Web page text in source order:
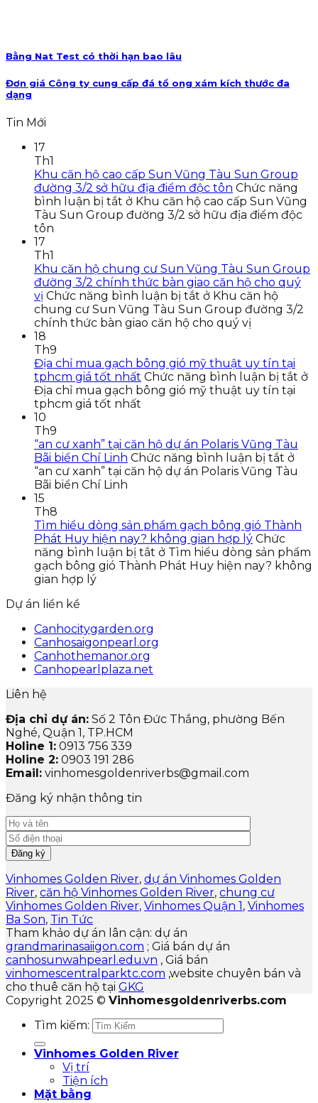
Bằng Nat Test có thời hạn bao lâu
Đơn giá Công ty cung cấp đá tổ ong xám kích thước đa
dạng
Tin Mới
17
Th1
Khu căn hộ cao cấp Sun Vũng Tàu Sun Group
đường 3/2 sở hữu địa điểm độc tôn Chức năng
bình luận bị tắt ở Khu căn hộ cao cấp Sun Vũng
Tàu Sun Group đường 3/2 sở hữu địa điểm độc
tôn
17
Th1
Khu căn hộ chung cư Sun Vũng Tàu Sun Group
đường 3/2 chính thức bàn giao căn hộ cho quý
vị Chức năng bình luận bị tắt ở Khu căn hộ
chung cư Sun Vũng Tàu Sun Group đường 3/2
chính thức bàn giao căn hộ cho quý vị
18
Th9
Địa chỉ mua gạch bông gió mỹ thuật uy tín tại
tphcm giá tốt nhất Chức năng bình luận bị tắt ở
Địa chỉ mua gạch bông gió mỹ thuật uy tín tại
tphcm giá tốt nhất
10
Th9
“an cư xanh” tại căn hộ dự án Polaris Vũng Tàu
Bãi biển Chí Linh Chức năng bình luận bị tắt ở
“an cư xanh” tại căn hộ dự án Polaris Vũng Tàu
Bãi biển Chí Linh
15
Th8
Tìm hiểu dòng sản phẩm gạch bông gió Thành
Phát Huy hiện nay? không gian hợp lý Chức
năng bình luận bị tắt ở Tìm hiểu dòng sản phẩm
gạch bông gió Thành Phát Huy hiện nay? không
gian hợp lý
Dự án liền kề
Canhocitygarden.org
Canhosaigonpearl.org
Canhothemanor.org
Canhopearlplaza.net
Liên hệ
Địa chỉ dự án: Số 2 Tôn Đức Thắng, phường Bến
Nghé, Quận 1, TP.HCM
Holine 1: 0913 756 339
Holine 2: 0903 191 286
Email: vinhomesgoldenriverbs@gmail.com
Đăng ký nhận thông tin
Vinhomes Golden River, dự án Vinhomes Golden
River, căn hộ Vinhomes Golden River, chung cư
Vinhomes Golden River, Vinhomes Quận 1, Vinhomes
Ba Son, Tin Tức
Tham khảo dự án lân cận: dự án
grandmarinasaiigon.com ; Giá bán dự án
canhosunwahpearl.edu.vn , Giá bán
vinhomescentralparktc.com ,website chuyên bán và
cho thuê căn hộ tại GKG
Copyright 2025 © Vinhomesgoldenriverbs.com
Tìm kiếm:
Vinhomes Golden River
Vị trí
Tiện ích
Mặt bằng